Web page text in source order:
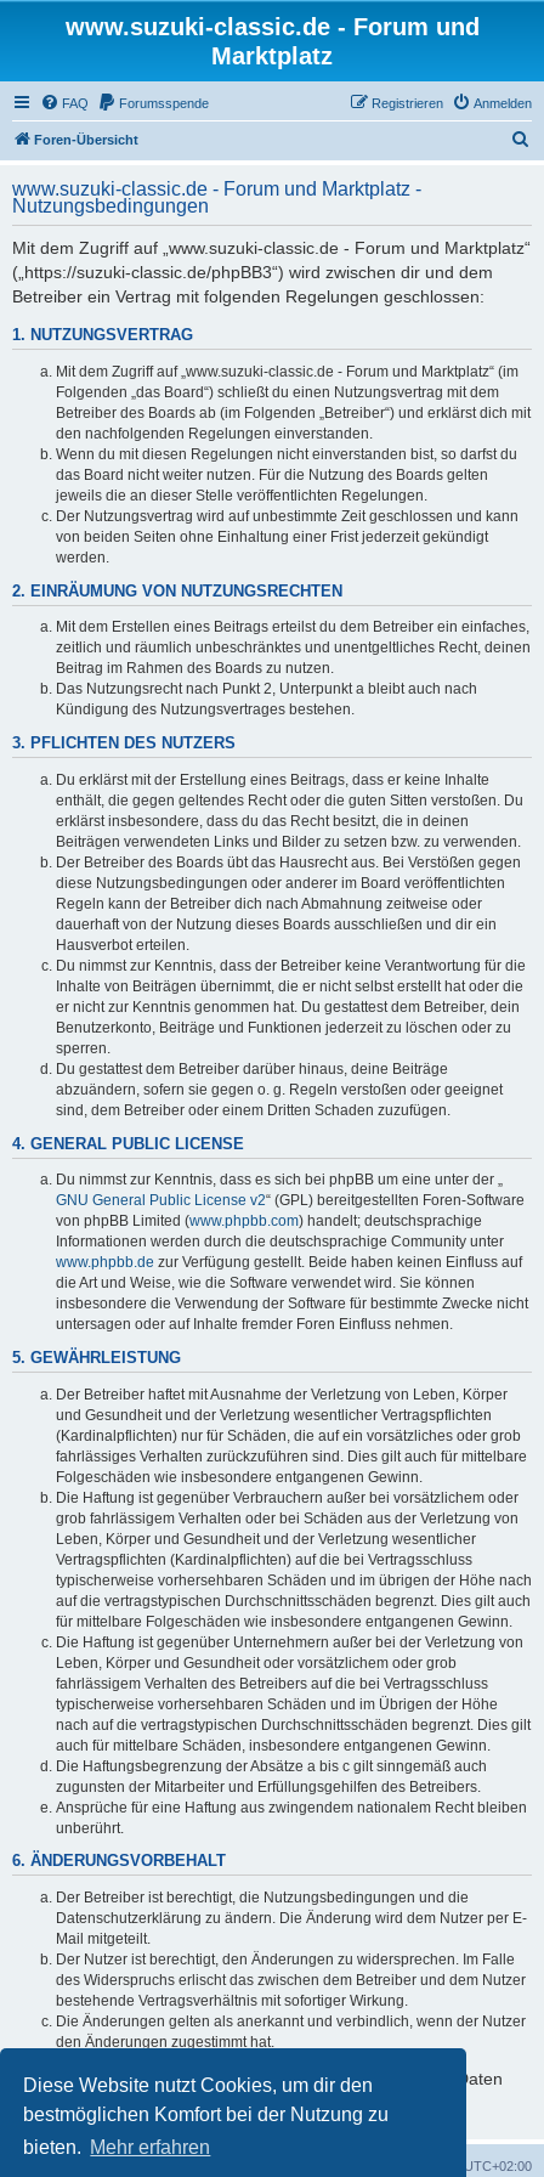
Diese Website nutzt Cookies, um dir den
bestmöglichen Komfort bei der Nutzung zu
bieten. Mehr erfahren
www.suzuki-classic.de - Forum und
Marktplatz
FAQ Forumsspende Anmelden
Registrieren
Foren-Übersicht
h
www.suzuki-classic.de - Forum und Marktplatz -
Nutzungsbedingungen
Mit dem Zugriff auf „www.suzuki-classic.de - Forum und Marktplatz“
(„https://suzuki-classic.de/phpBB3“) wird zwischen dir und dem
Betreiber ein Vertrag mit folgenden Regelungen geschlossen:
1. NUTZUNGSVERTRAG
Mit dem Zugriff auf „www.suzuki-classic.de - Forum und Marktplatz“ (im
Folgenden „das Board“) schließt du einen Nutzungsvertrag mit dem
Betreiber des Boards ab (im Folgenden „Betreiber“) und erklärst dich mit
den nachfolgenden Regelungen einverstanden.
Wenn du mit diesen Regelungen nicht einverstanden bist, so darfst du
das Board nicht weiter nutzen. Für die Nutzung des Boards gelten
jeweils die an dieser Stelle veröffentlichten Regelungen.
Der Nutzungsvertrag wird auf unbestimmte Zeit geschlossen und kann
von beiden Seiten ohne Einhaltung einer Frist jederzeit gekündigt
werden.
2. EINRÄUMUNG VON NUTZUNGSRECHTEN
Mit dem Erstellen eines Beitrags erteilst du dem Betreiber ein einfaches,
zeitlich und räumlich unbeschränktes und unentgeltliches Recht, deinen
Beitrag im Rahmen des Boards zu nutzen.
Das Nutzungsrecht nach Punkt 2, Unterpunkt a bleibt auch nach
Kündigung des Nutzungsvertrages bestehen.
3. PFLICHTEN DES NUTZERS
Du erklärst mit der Erstellung eines Beitrags, dass er keine Inhalte
enthält, die gegen geltendes Recht oder die guten Sitten verstoßen. Du
erklärst insbesondere, dass du das Recht besitzt, die in deinen
Beiträgen verwendeten Links und Bilder zu setzen bzw. zu verwenden.
Der Betreiber des Boards übt das Hausrecht aus. Bei Verstößen gegen
diese Nutzungsbedingungen oder anderer im Board veröffentlichten
Regeln kann der Betreiber dich nach Abmahnung zeitweise oder
dauerhaft von der Nutzung dieses Boards ausschließen und dir ein
Hausverbot erteilen.
Du nimmst zur Kenntnis, dass der Betreiber keine Verantwortung für die
Inhalte von Beiträgen übernimmt, die er nicht selbst erstellt hat oder die
er nicht zur Kenntnis genommen hat. Du gestattest dem Betreiber, dein
Benutzerkonto, Beiträge und Funktionen jederzeit zu löschen oder zu
sperren.
Du gestattest dem Betreiber darüber hinaus, deine Beiträge
abzuändern, sofern sie gegen o. g. Regeln verstoßen oder geeignet
sind, dem Betreiber oder einem Dritten Schaden zuzufügen.
4. GENERAL PUBLIC LICENSE
Du nimmst zur Kenntnis, dass es sich bei phpBB um eine unter der „
GNU General Public License v2“ (GPL) bereitgestellten Foren-Software
von phpBB Limited (www.phpbb.com) handelt; deutschsprachige
Informationen werden durch die deutschsprachige Community unter
www.phpbb.de zur Verfügung gestellt. Beide haben keinen Einfluss auf
die Art und Weise, wie die Software verwendet wird. Sie können
insbesondere die Verwendung der Software für bestimmte Zwecke nicht
untersagen oder auf Inhalte fremder Foren Einfluss nehmen.
5. GEWÄHRLEISTUNG
Der Betreiber haftet mit Ausnahme der Verletzung von Leben, Körper
und Gesundheit und der Verletzung wesentlicher Vertragspflichten
(Kardinalpflichten) nur für Schäden, die auf ein vorsätzliches oder grob
fahrlässiges Verhalten zurückzuführen sind. Dies gilt auch für mittelbare
Folgeschäden wie insbesondere entgangenen Gewinn.
Die Haftung ist gegenüber Verbrauchern außer bei vorsätzlichem oder
grob fahrlässigem Verhalten oder bei Schäden aus der Verletzung von
Leben, Körper und Gesundheit und der Verletzung wesentlicher
Vertragspflichten (Kardinalpflichten) auf die bei Vertragsschluss
typischerweise vorhersehbaren Schäden und im übrigen der Höhe nach
auf die vertragstypischen Durchschnittsschäden begrenzt. Dies gilt auch
für mittelbare Folgeschäden wie insbesondere entgangenen Gewinn.
Die Haftung ist gegenüber Unternehmern außer bei der Verletzung von
Leben, Körper und Gesundheit oder vorsätzlichem oder grob
fahrlässigem Verhalten des Betreibers auf die bei Vertragsschluss
typischerweise vorhersehbaren Schäden und im Übrigen der Höhe
nach auf die vertragstypischen Durchschnittsschäden begrenzt. Dies gilt
auch für mittelbare Schäden, insbesondere entgangenen Gewinn.
Die Haftungsbegrenzung der Absätze a bis c gilt sinngemäß auch
zugunsten der Mitarbeiter und Erfüllungsgehilfen des Betreibers.
Ansprüche für eine Haftung aus zwingendem nationalem Recht bleiben
unberührt.
6. ÄNDERUNGSVORBEHALT
Der Betreiber ist berechtigt, die Nutzungsbedingungen und die
Datenschutzerklärung zu ändern. Die Änderung wird dem Nutzer per E-
Mail mitgeteilt.
Der Nutzer ist berechtigt, den Änderungen zu widersprechen. Im Falle
des Widerspruchs erlischt das zwischen dem Betreiber und dem Nutzer
bestehende Vertragsverhältnis mit sofortiger Wirkung.
Die Änderungen gelten als anerkannt und verbindlich, wenn der Nutzer
den Änderungen zugestimmt hat.
Informationen über den Umgang mit deinen persönlichen Daten
sind in der Datenschutzerklärung enthalten.
UTC+02:00